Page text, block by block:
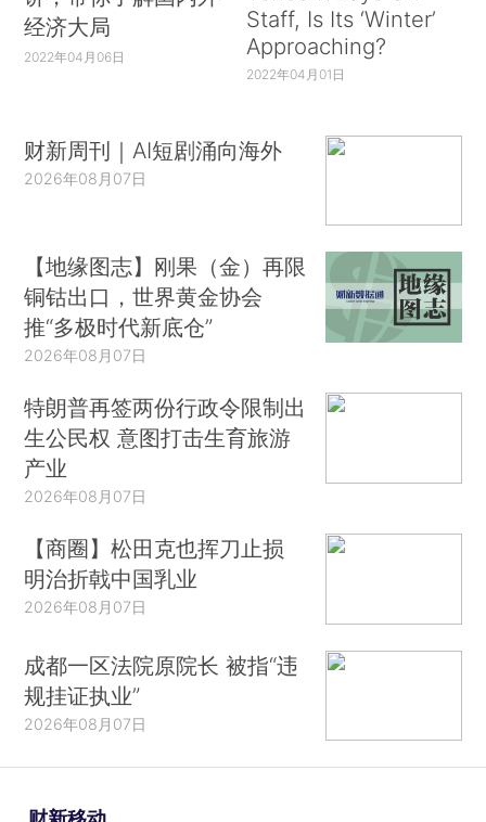
经济大局
2022年04月06日
Staff, Is Its ‘Winter’
Approaching?
2022年04月01日
财新周刊｜AI短剧涌向海外
2026年08月07日
【地缘图志】刚果（金）再限
铜钴出口，世界黄金协会
推“多极时代新底仓”
2026年08月07日
特朗普再签两份行政令限制出
生公民权 意图打击生育旅游
产业
2026年08月07日
【商圈】松田克也挥刀止损
明治折戟中国乳业
2026年08月07日
成都一区法院原院长 被指“违
规挂证执业”
2026年08月07日